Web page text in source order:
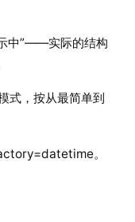
中”——实际的结构
式，按从最简单到
。